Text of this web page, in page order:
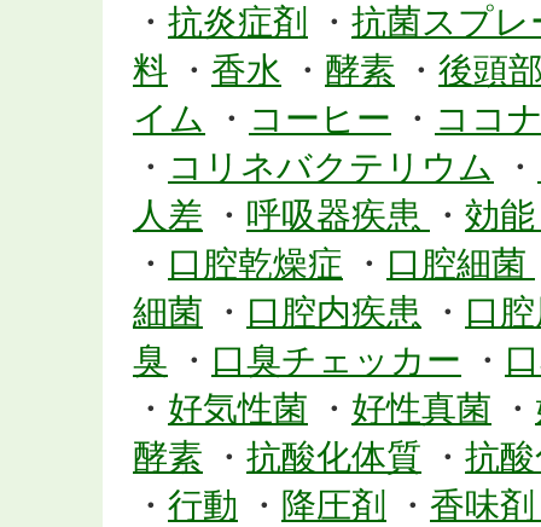
・ 抗炎症剤 ・ 抗菌スプレ
料 ・ 香水 ・ 酵素 ・ 後頭
イム
・ コーヒー ・ ココ
・ コリネバクテリウム ・
人差 ・ 呼吸器疾患 ・ 効
・ 口腔乾燥症 ・ 口腔細菌
細菌 ・ 口腔内疾患 ・ 口
臭 ・ 口臭チェッカー ・
・ 好気性菌 ・ 好性真菌 ・
酵素 ・ 抗酸化体質 ・ 抗
・ 行動 ・ 降圧剤 ・ 香味